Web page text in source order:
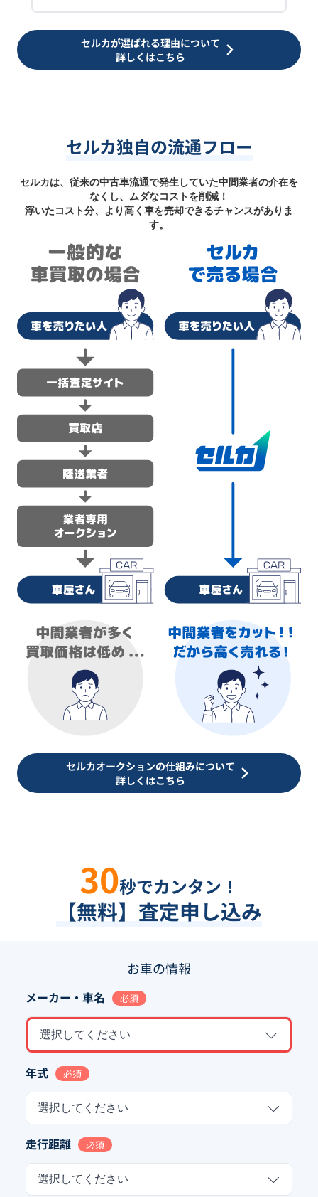
セルカが選ばれる理由について
詳しくはこちら
セルカ独自の流通フロー
セルカは、従来の中古車流通で発生していた中間業者の介在を
なくし、ムダなコストを削減！
浮いたコスト分、より高く車を売却できるチャンスがありま
す。
セルカオークションの仕組みについて
詳しくはこちら
30秒でカンタン！
【無料】査定申し込み
お車の情報
メーカー・車名 必須
選択してください
年式 必須
選択してください
走行距離 必須
選択してください